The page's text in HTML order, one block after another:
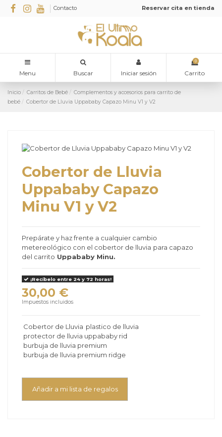
Contacto Reservar cita en tienda
Menu Buscar Iniciar sesión
0
Carrito
Inicio Carritos de Bebé
Complementos y accesorios para carrito de
bebé
Cobertor de Lluvia Uppababy Capazo Minu V1 y V2
Cobertor de Lluvia
Uppababy Capazo
Minu V1 y V2
Prepárate y haz frente a cualquier cambio
metereológico con el cobertor de lluvia para capazo
del carrito Uppababy Minu.
¡Recíbelo entre 24 y 72 horas!
30,00 €
Impuestos incluidos
Cobertor de Lluvia plastico de lluvia
protector de lluvia uppababy rid
burbuja de lluvia premium
burbuja de lluvia premium ridge
Añadir a mi lista de regalos